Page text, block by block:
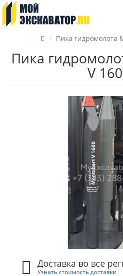
Пика гидромолота
Пика
V
Доставка во все
Узнать стоимость доставки